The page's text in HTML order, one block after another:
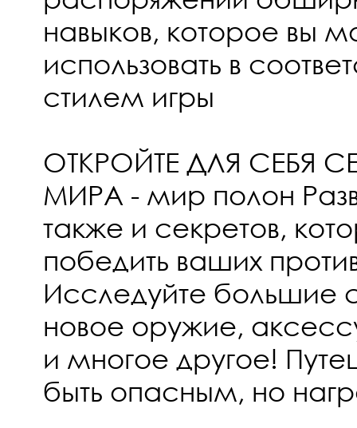
навыков, которое вы
использовать в
стилем игры
ОТКРОЙТЕ ДЛЯ СЕБЯ
МИРА - мир полон
также и секретов,
победить ваших
Исследуйте большие
новое оружие,
и многое другое!
быть опасным, но